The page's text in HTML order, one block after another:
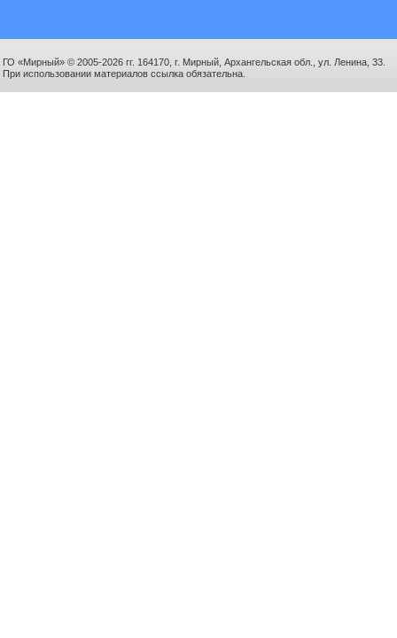
ГО «Мирный» © 2005-2026 гг. 164170, г. Мирный, Архангельская обл., ул. Ленина, 33.
При использовании материалов ссылка обязательна.